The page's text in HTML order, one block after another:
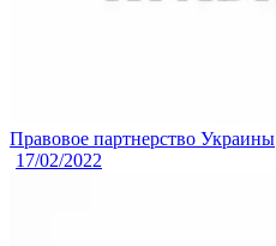
Правовое партнерство Украины
17/02/2022